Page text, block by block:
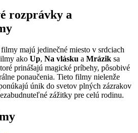
rozprávky a
majú jedinečné miesto v srdciach
ako Up, Na vlásku a Mrázik sa
prinášajú magické príbehy, pôsobivé
ponaučenia. Tieto filmy nielenže
únik do svetov plných zázrakov
zážitky pre celú rodinu.